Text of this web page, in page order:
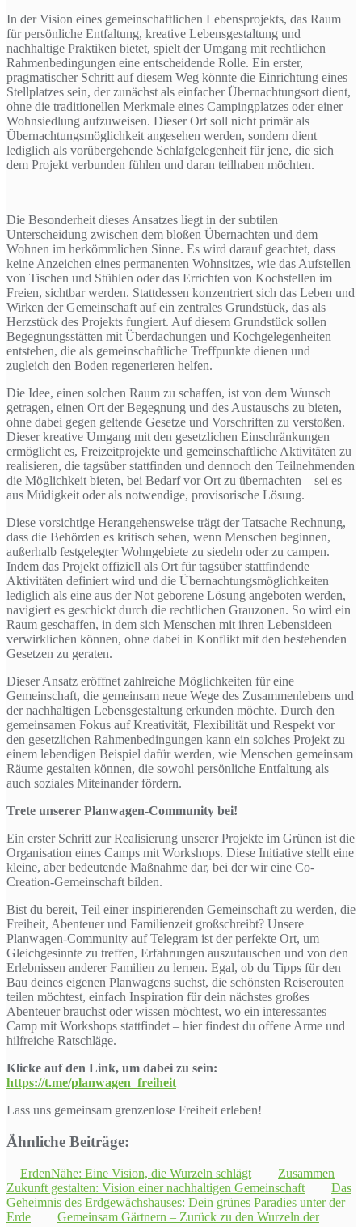
In der Vision eines gemeinschaftlichen Lebensprojekts, das Raum
für persönliche Entfaltung, kreative Lebensgestaltung und
nachhaltige Praktiken bietet, spielt der Umgang mit rechtlichen
Rahmenbedingungen eine entscheidende Rolle. Ein erster,
pragmatischer Schritt auf diesem Weg könnte die Einrichtung eines
Stellplatzes sein, der zunächst als einfacher Übernachtungsort dient,
ohne die traditionellen Merkmale eines Campingplatzes oder einer
Wohnsiedlung aufzuweisen. Dieser Ort soll nicht primär als
Übernachtungsmöglichkeit angesehen werden, sondern dient
lediglich als vorübergehende Schlafgelegenheit für jene, die sich
dem Projekt verbunden fühlen und daran teilhaben möchten.
Die Besonderheit dieses Ansatzes liegt in der subtilen
Unterscheidung zwischen dem bloßen Übernachten und dem
Wohnen im herkömmlichen Sinne. Es wird darauf geachtet, dass
keine Anzeichen eines permanenten Wohnsitzes, wie das Aufstellen
von Tischen und Stühlen oder das Errichten von Kochstellen im
Freien, sichtbar werden. Stattdessen konzentriert sich das Leben und
Wirken der Gemeinschaft auf ein zentrales Grundstück, das als
Herzstück des Projekts fungiert. Auf diesem Grundstück sollen
Begegnungsstätten mit Überdachungen und Kochgelegenheiten
entstehen, die als gemeinschaftliche Treffpunkte dienen und
zugleich den Boden regenerieren helfen.
Die Idee, einen solchen Raum zu schaffen, ist von dem Wunsch
getragen, einen Ort der Begegnung und des Austauschs zu bieten,
ohne dabei gegen geltende Gesetze und Vorschriften zu verstoßen.
Dieser kreative Umgang mit den gesetzlichen Einschränkungen
ermöglicht es, Freizeitprojekte und gemeinschaftliche Aktivitäten zu
realisieren, die tagsüber stattfinden und dennoch den Teilnehmenden
die Möglichkeit bieten, bei Bedarf vor Ort zu übernachten – sei es
aus Müdigkeit oder als notwendige, provisorische Lösung.
Diese vorsichtige Herangehensweise trägt der Tatsache Rechnung,
dass die Behörden es kritisch sehen, wenn Menschen beginnen,
außerhalb festgelegter Wohngebiete zu siedeln oder zu campen.
Indem das Projekt offiziell als Ort für tagsüber stattfindende
Aktivitäten definiert wird und die Übernachtungsmöglichkeiten
lediglich als eine aus der Not geborene Lösung angeboten werden,
navigiert es geschickt durch die rechtlichen Grauzonen. So wird ein
Raum geschaffen, in dem sich Menschen mit ihren Lebensideen
verwirklichen können, ohne dabei in Konflikt mit den bestehenden
Gesetzen zu geraten.
Dieser Ansatz eröffnet zahlreiche Möglichkeiten für eine
Gemeinschaft, die gemeinsam neue Wege des Zusammenlebens und
der nachhaltigen Lebensgestaltung erkunden möchte. Durch den
gemeinsamen Fokus auf Kreativität, Flexibilität und Respekt vor
den gesetzlichen Rahmenbedingungen kann ein solches Projekt zu
einem lebendigen Beispiel dafür werden, wie Menschen gemeinsam
Räume gestalten können, die sowohl persönliche Entfaltung als
auch soziales Miteinander fördern.
Trete unserer Planwagen-Community bei!
Ein erster Schritt zur Realisierung unserer Projekte im Grünen ist die
Organisation eines Camps mit Workshops. Diese Initiative stellt eine
kleine, aber bedeutende Maßnahme dar, bei der wir eine Co-
Creation-Gemeinschaft bilden.
Bist du bereit, Teil einer inspirierenden Gemeinschaft zu werden, die
Freiheit, Abenteuer und Familienzeit großschreibt? Unsere
Planwagen-Community auf Telegram ist der perfekte Ort, um
Gleichgesinnte zu treffen, Erfahrungen auszutauschen und von den
Erlebnissen anderer Familien zu lernen. Egal, ob du Tipps für den
Bau deines eigenen Planwagens suchst, die schönsten Reiserouten
teilen möchtest, einfach Inspiration für dein nächstes großes
Abenteuer brauchst oder wissen möchtest, wo ein interessantes
Camp mit Workshops stattfindet – hier findest du offene Arme und
hilfreiche Ratschläge.
Klicke auf den Link, um dabei zu sein:
https://t.me/planwagen_freiheit
Lass uns gemeinsam grenzenlose Freiheit erleben!
Ähnliche Beiträge:
ErdenNähe: Eine Vision, die Wurzeln schlägt
Zusammen
Zukunft gestalten: Vision einer nachhaltigen Gemeinschaft
Das
Geheimnis des Erdgewächshauses: Dein grünes Paradies unter der
Erde
Gemeinsam Gärtnern – Zurück zu den Wurzeln der